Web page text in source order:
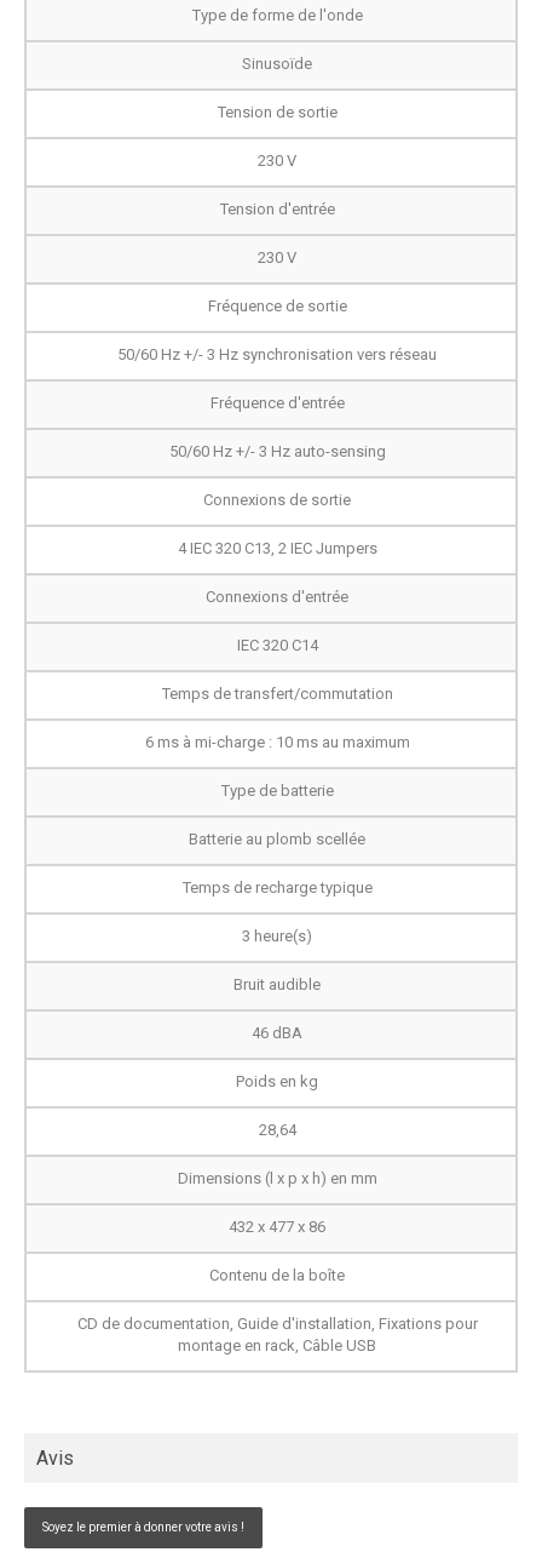
Type de forme de l'onde
Sinusoïde
Tension de sortie
230 V
Tension d'entrée
230 V
Fréquence de sortie
50/60 Hz +/- 3 Hz synchronisation vers réseau
Fréquence d'entrée
50/60 Hz +/- 3 Hz auto-sensing
Connexions de sortie
4 IEC 320 C13, 2 IEC Jumpers
Connexions d'entrée
IEC 320 C14
Temps de transfert/commutation
6 ms à mi-charge : 10 ms au maximum
Type de batterie
Batterie au plomb scellée
Temps de recharge typique
3 heure(s)
Bruit audible
46 dBA
Poids en kg
28,64
Dimensions (l x p x h) en mm
432 x 477 x 86
Contenu de la boîte
CD de documentation, Guide d'installation, Fixations pour
montage en rack, Câble USB
Avis
Soyez le premier à donner votre avis !